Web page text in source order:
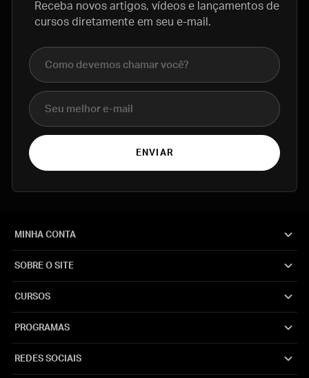
Receba novos artigos, vídeos e lançamentos de
cursos diretamente em seu e-mail.
Nome completo
E-mail
ENVIAR
MINHA CONTA
SOBRE O SITE
CURSOS
PROGRAMAS
REDES SOCIAIS